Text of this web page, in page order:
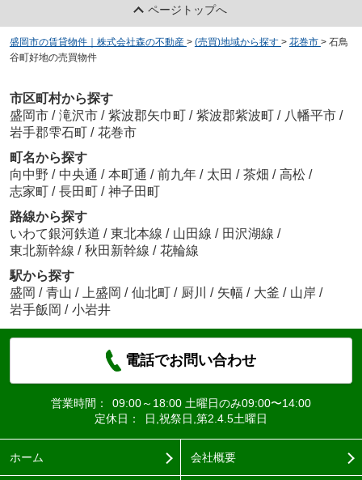
ページトップへ
盛岡市の賃貸物件｜株式会社森の不動産 > (売買)地域から探す > 花巻市 > 石鳥
谷町好地の売買物件
市区町村から探す
盛岡市 / 滝沢市 / 紫波郡矢巾町 / 紫波郡紫波町 / 八幡平市 /
岩手郡雫石町 / 花巻市
町名から探す
向中野 / 中央通 / 本町通 / 前九年 / 太田 / 茶畑 / 高松 /
志家町 / 長田町 / 神子田町
路線から探す
いわて銀河鉄道 / 東北本線 / 山田線 / 田沢湖線 /
東北新幹線 / 秋田新幹線 / 花輪線
駅から探す
盛岡 / 青山 / 上盛岡 / 仙北町 / 厨川 / 矢幅 / 大釜 / 山岸 /
岩手飯岡 / 小岩井
電話でお問い合わせ
営業時間：
09:00～18:00 土曜日のみ09:00〜14:00
定休日：
日,祝祭日,第2.4.5土曜日
ホーム 会社概要